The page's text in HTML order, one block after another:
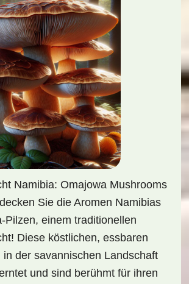
Namibia: Omajowa Mushrooms
Sie die Aromen Namibias
Pilzen, einem traditionellen
Diese köstlichen, essbaren
in der savannischen Landschaft
und sind berühmt für ihren